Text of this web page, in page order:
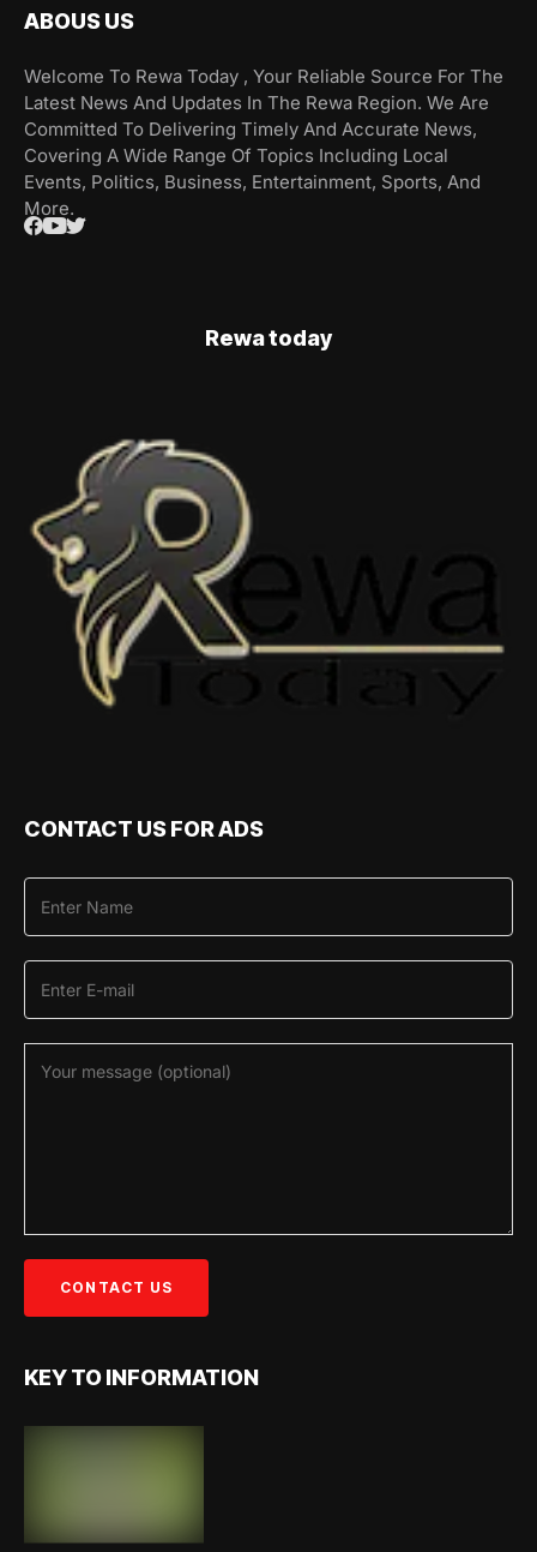
ABOUS US
Welcome To Rewa Today , Your Reliable Source For The
Latest News And Updates In The Rewa Region. We Are
Committed To Delivering Timely And Accurate News,
Covering A Wide Range Of Topics Including Local
Events, Politics, Business, Entertainment, Sports, And
More.
Rewa today
CONTACT US FOR ADS
KEY TO INFORMATION